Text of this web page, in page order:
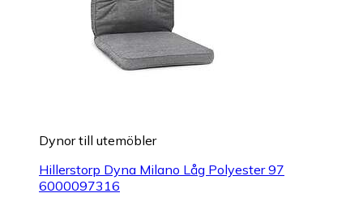
Dynor till utemöbler
Hillerstorp Dyna Milano Låg Polyester 97
6000097316